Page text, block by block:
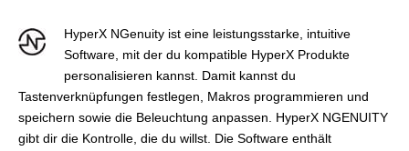
HyperX NGenuity ist eine leistungsstarke, intuitive
Software, mit der du kompatible HyperX Produkte
personalisieren kannst. Damit kannst du
Tastenverknüpfungen festlegen, Makros programmieren und
speichern sowie die Beleuchtung anpassen. HyperX NGENUITY
gibt dir die Kontrolle, die du willst. Die Software enthält